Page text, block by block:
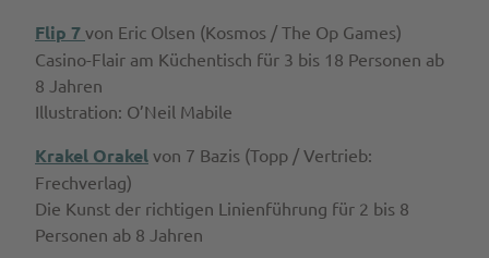
Flip 7 von Eric Olsen (Kosmos / The Op Games)
Casino-Flair am Küchentisch für 3 bis 18 Personen ab
8 Jahren
Illustration: O’Neil Mabile
Krakel Orakel von 7 Bazis (Topp / Vertrieb:
Frechverlag)
Die Kunst der richtigen Linienführung für 2 bis 8
Personen ab 8 Jahren